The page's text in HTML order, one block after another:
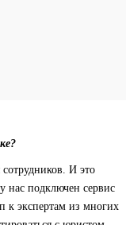
И это
нас подключен сервис
к экспертам из многих